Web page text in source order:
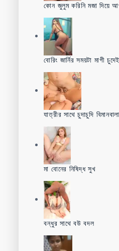
কোন জুলুম করিনি মজা দিয়ে
বোরিং জার্নির সময়টা মাগী
যাত্রীর সাথে চুদাচুদি
মা বোনের নিষিদ্ধ সুখ
বন্ধুর সাথে বউ বদল